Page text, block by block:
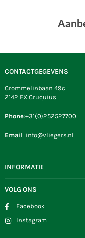
CONTACTGEGEVENS
Crommelinbaan 49c
2142 EX Cruquius
Phone:+31(0)252527700
Email :info@vliegers.nl
INFORMATIE
VOLG ONS
Facebook
Instagram